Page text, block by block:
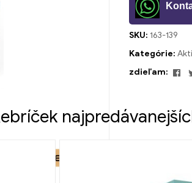
SKU: 163-139
Kategórie:
zdieľam: